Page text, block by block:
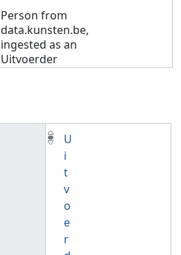
Person from
data.kunsten.be,
ingested as an
Uitvoerder
U
i
t
v
o
e
r